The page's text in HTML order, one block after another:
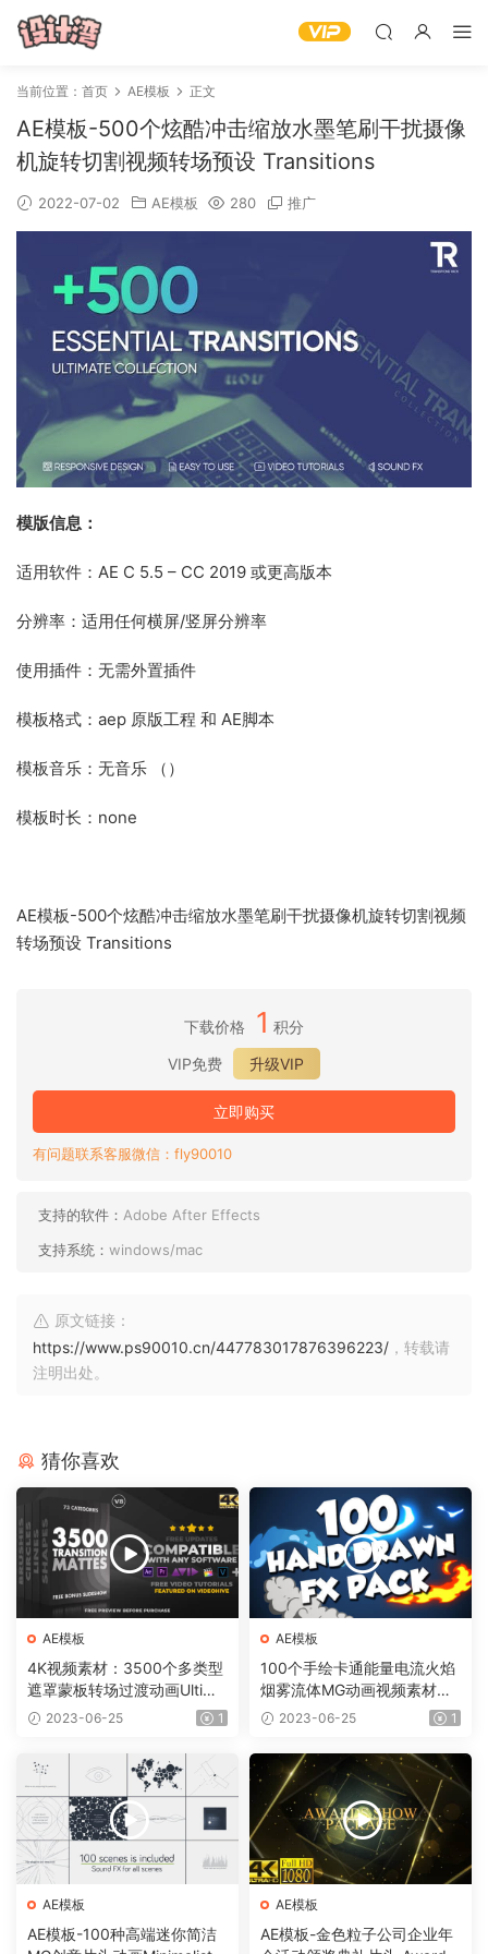
当前位置： 首页 AE模板 正文
AE模板-500个炫酷冲击缩放水墨笔刷干扰摄像
机旋转切割视频转场预设 Transitions
2022-07-02 AE模板 280 推广
模版信息：
适用软件：AE C 5.5 – CC 2019 或更高版本
分辨率：适用任何横屏/竖屏分辨率
使用插件：无需外置插件
模板格式：aep 原版工程 和 AE脚本
模板音乐：无音乐 （）
模板时长：none
AE模板-500个炫酷冲击缩放水墨笔刷干扰摄像机旋转切割视频
转场预设 Transitions
下载价格 1 积分
VIP免费
升级VIP
立即购买
有问题联系客服微信：fly90010
支持的软件： Adobe After Effects
支持系统： windows/mac
原文链接：
https://www.ps90010.cn/447783017876396223/ ，转载请
注明出处。
猜你喜欢
AE模板
4K视频素材：3500个多类型
遮罩蒙板转场过渡动画Ultima
te Transition Mattes Pack v
2023-06-25 1
AE模板
100个手绘卡通能量电流火焰
烟雾流体MG动画视频素材
（含AE模板工程）有透明通
2023-06-25 1
AE模板
AE模板-100种高端迷你简洁
AE模板
AE模板-金色粒子公司企业年